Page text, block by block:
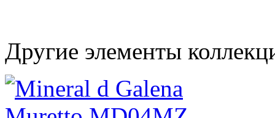
Другие элементы